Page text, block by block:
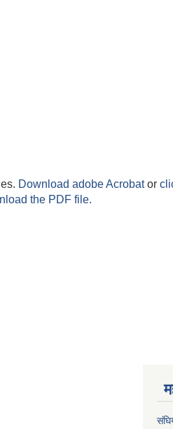
Download adobe Acrobator
the PDF file.